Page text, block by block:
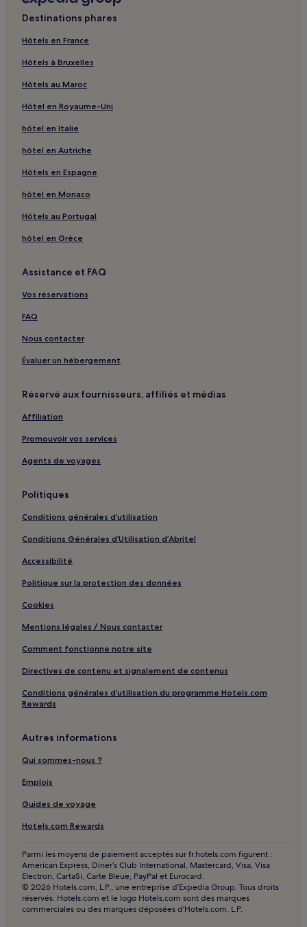
Plage d'Irvine : hôtels à proximité
Ayr : hôtels à proximité
Kilmarnock : hôtels à proximité
Ayr : hôtels Hôtels avec parking
Ayr : hôtels Hôtels familiaux
Prestwick : hôtels Hôtels avec parking
Kilmarnock : hôtels Hôtels avec cuisine
Kilmarnock : hôtels 3 étoiles
Kilmarnock : hôtels 4 étoiles
Kilmarnock : hôtels
Troon : hôtels Hôtels avec parking
Troon : hôtels Hôtels de luxe
West Island Way : hôtels à proximité
East Ayrshire : hôtels
North Ayrshire : hôtels
South Ayrshire : hôtels
Ayrshire : hôtels Hôtels avec cuisine
Destinations phares
Hôtels en France
Hôtels à Bruxelles
Hôtels au Maroc
Hôtel en Royaume-Uni
hôtel en Italie
hôtel en Autriche
Hôtels en Espagne
hôtel en Monaco
Hôtels au Portugal
hôtel en Grèce
Assistance et FAQ
Vos réservations
FAQ
Nous contacter
Évaluer un hébergement
Réservé aux fournisseurs, affiliés et médias
Affiliation
Promouvoir vos services
Agents de voyages
Politiques
Conditions générales d’utilisation
Conditions Générales d’Utilisation d’Abritel
Accessibilité
Politique sur la protection des données
Cookies
Mentions légales / Nous contacter
Comment fonctionne notre site
Directives de contenu et signalement de contenus
Conditions générales d’utilisation du programme Hotels.com
Rewards
Autres informations
Qui sommes-nous ?
Emplois
Guides de voyage
Hotels.com Rewards
Parmi les moyens de paiement acceptés sur fr.hotels.com figurent :
American Express, Diner’s Club International, Mastercard, Visa, Visa
Electron, CartaSi, Carte Bleue, PayPal et Eurocard.
© 2026 Hotels.com, L.P., une entreprise d’Expedia Group. Tous droits
réservés. Hotels.com et le logo Hotels.com sont des marques
commerciales ou des marques déposées d’Hotels.com, L.P.